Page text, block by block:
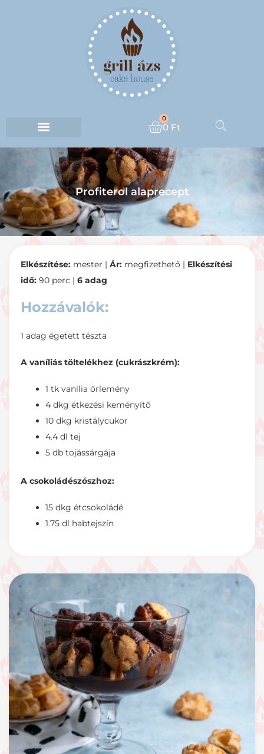
0 Ft
0
Profiterol alaprecept
Elkészítése: mester | Ár: megfizethető | Elkészítési
idő: 90 perc | 6 adag
Hozzávalók:
1 adag égetett tészta
A vaníliás töltelékhez (cukrászkrém):
1 tk vanília őrlemény
4 dkg étkezési keményítő
10 dkg kristálycukor
4.4 dl tej
5 db tojássárgája
A csokoládészószhoz:
15 dkg étcsokoládé
1.75 dl habtejszín